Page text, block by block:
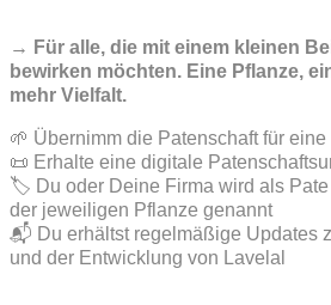
→ Für alle, die mit einem kleinen
bewirken möchten. Eine Pflanze,
mehr Vielfalt.
🌱 Übernimm die Patenschaft für
📜 Erhalte eine digitale
🏷️ Du oder Deine Firma wird als
der jeweiligen Pflanze genannt
📬 Du erhältst regelmäßige Updates
und der Entwicklung von Lavelal